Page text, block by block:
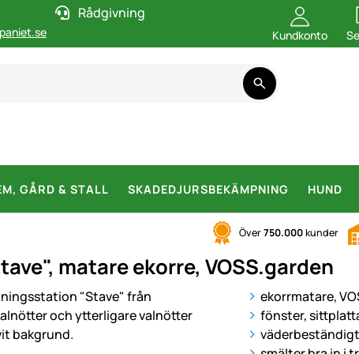
Rådgivning
Kundkonto
GÅRD & STALL SKADEDJURSBEKÄMPNING HUND
Över750.000kunder
matare ekorre, VOSS.garden
ekorrmatare,
fönster,